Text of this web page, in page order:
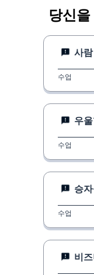
당신
사
수업
우
수업
승
수업
비